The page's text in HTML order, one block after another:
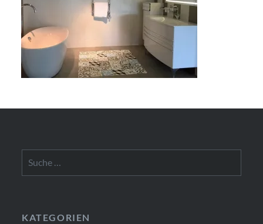
nach:
KATEGORIEN